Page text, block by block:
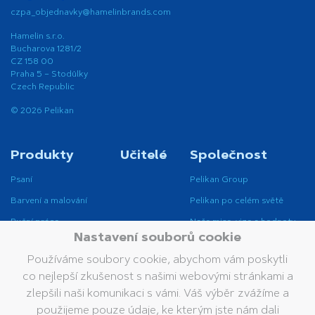
czpa_objednavky@hamelinbrands.com
Hamelin s.r.o.
Bucharova 1281/2
CZ 158 00
Praha 5 – Stodůlky
Czech Republic
© 2026 Pelikan
Produkty
Psaní
Barvení a malování
Ruční práce
Opravování a mazání
Lepení
Školní pomůcky
Kancelářské doplňky
Učitelé Společnost
Pelikan Group
Pelikan po celém světě
Naše mise, vize a hodnoty
Udržitelnost
Nastavení souborů cookie
Používáme soubory cookie, abychom vám poskytli
co nejlepší zkušenost s našimi webovými stránkami a
zlepšili naši komunikaci s vámi. Váš výběr zvážíme a
použijeme pouze údaje, ke kterým jste nám dali